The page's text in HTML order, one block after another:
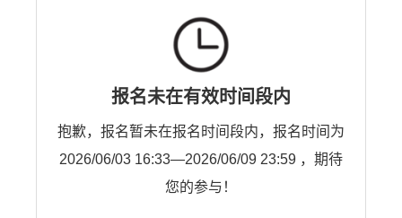
报名未在有效时间段内
抱歉，报名暂未在报名时间段内，报名时间为
2026/06/03 16:33—2026/06/09 23:59 ，期待
您的参与！